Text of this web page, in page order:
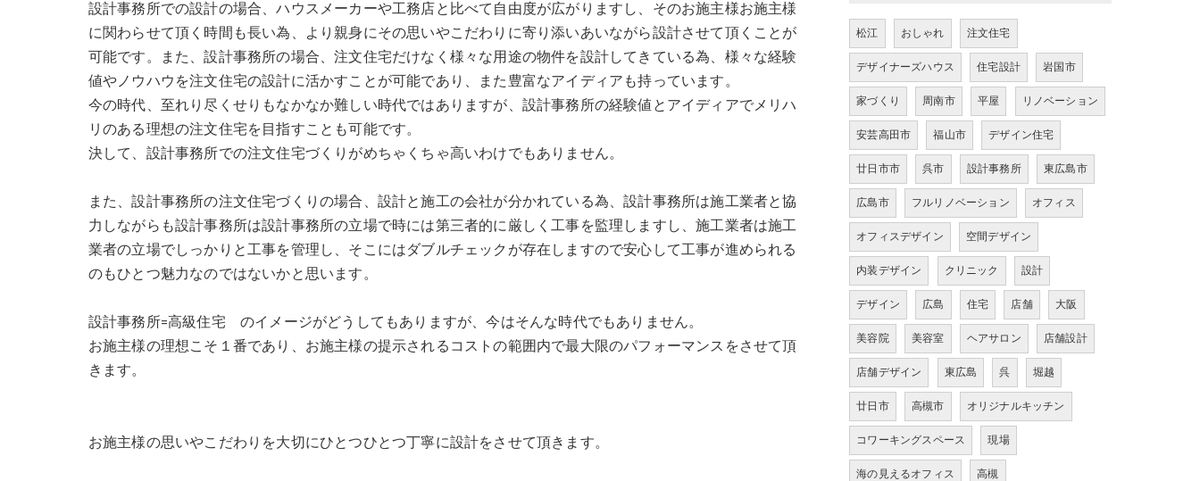
設計事務所での設計の場合、ハウスメーカーや工務店と比べて自由度が広がりますし、そのお施主様お施主様
に関わらせて頂く時間も長い為、より親身にその思いやこだわりに寄り添いあいながら設計させて頂くことが
可能です。また、設計事務所の場合、注文住宅だけなく様々な用途の物件を設計してきている為、様々な経験
値やノウハウを注文住宅の設計に活かすことが可能であり、また豊富なアイディアも持っています。
今の時代、至れり尽くせりもなかなか難しい時代ではありますが、設計事務所の経験値とアイディアでメリハ
リのある理想の注文住宅を目指すことも可能です。
決して、設計事務所での注文住宅づくりがめちゃくちゃ高いわけでもありません。
また、設計事務所の注文住宅づくりの場合、設計と施工の会社が分かれている為、設計事務所は施工業者と協
力しながらも設計事務所は設計事務所の立場で時には第三者的に厳しく工事を監理しますし、施工業者は施工
業者の立場でしっかりと工事を管理し、そこにはダブルチェックが存在しますので安心して工事が進められる
のもひとつ魅力なのではないかと思います。
設計事務所=高級住宅 のイメージがどうしてもありますが、今はそんな時代でもありません。
お施主様の理想こそ１番であり、お施主様の提示されるコストの範囲内で最大限のパフォーマンスをさせて頂
きます。
お施主様の思いやこだわりを大切にひとつひとつ丁寧に設計をさせて頂きます。
松江 おしゃれ 注文住宅
デザイナーズハウス 住宅設計 岩国市
家づくり 周南市 平屋 リノベーション
安芸高田市 福山市 デザイン住宅
廿日市市 呉市 設計事務所 東広島市
広島市 フルリノベーション オフィス
オフィスデザイン 空間デザイン
内装デザイン クリニック 設計
デザイン 広島 住宅 店舗 大阪
美容院 美容室 ヘアサロン 店舗設計
店舗デザイン 東広島 呉 堀越
廿日市 高槻市 オリジナルキッチン
コワーキングスペース 現場
海の見えるオフィス 高槻